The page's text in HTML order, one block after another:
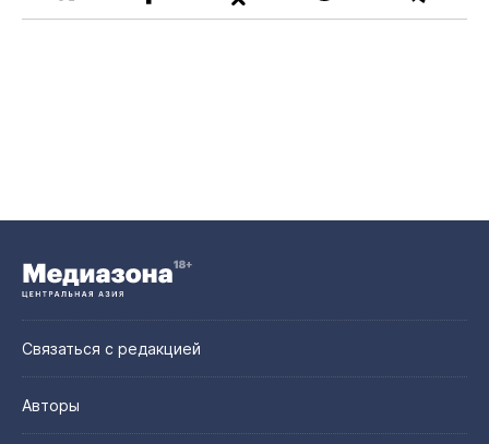
Связаться с редакцией
Авторы